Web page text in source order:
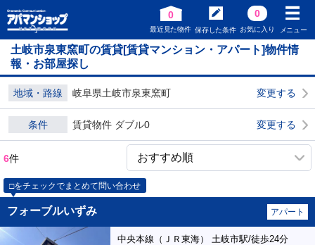
0
最近見た物件 保存した条件
0
お気に入り メニュー
土岐市泉東窯町の賃貸[賃貸マンション・アパート]物件情
報・お部屋探し
地域・路線 岐阜県土岐市泉東窯町 変更する
条件 賃貸物件 ダブル0 変更する
6件
□をチェックでまとめて問い合わせ
フォーブルいずみ アパート
中央本線（ＪＲ東海） 土岐市駅/徒歩24分